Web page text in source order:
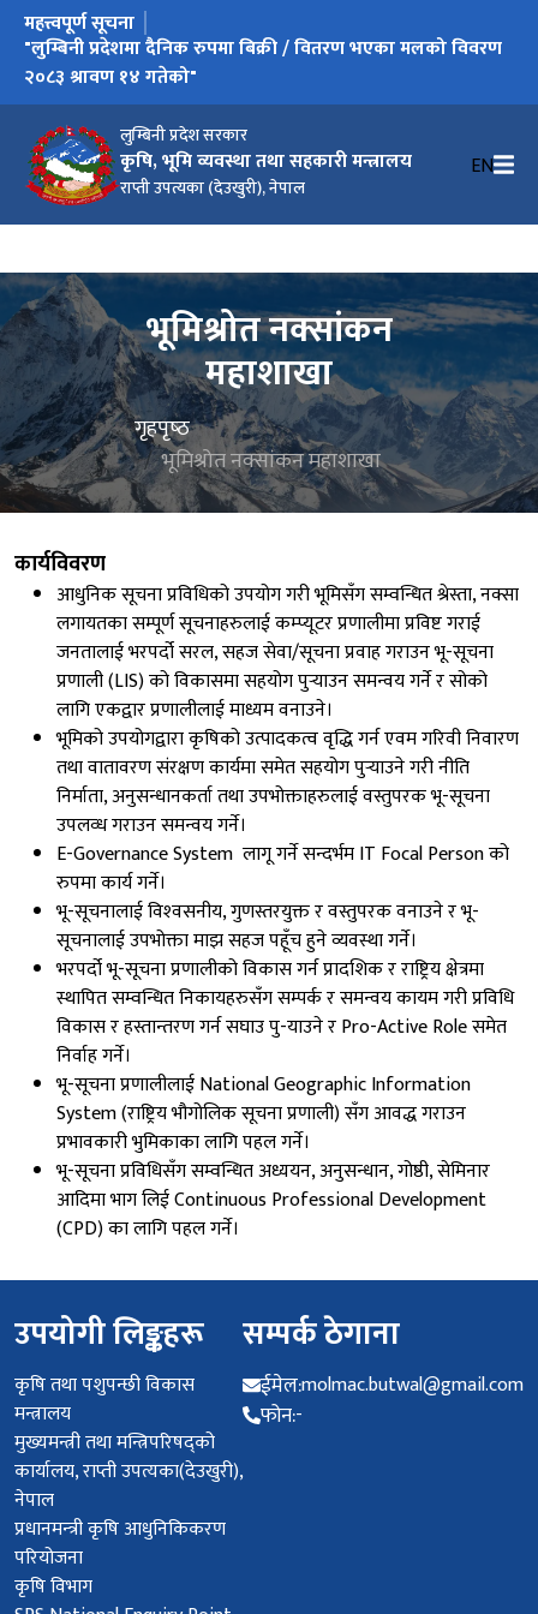
लुम्बिनी प्रदेश सरकार
कृषि, भूमि व्यवस्था तथा सहकारी मन्त्रालय
राप्ती उपत्यका (देउखुरी), नेपाल
EN
महत्त्वपूर्ण सूचना
"लुम्बिनी प्रदेशमा दैनिक रुपमा बिक्री / वितरण भएका मलको विवरण
२०८३ श्रावण १४ गतेको"
भूमिश्रोत नक्सांकन
महाशाखा
गृहपृष्‍ठ
भूमिश्रोत नक्सांकन महाशाखा
कार्यविवरण
आधुनिक सूचना प्रविधिको उपयोग गरी भूमिसँग सम्वन्धित श्रेस्ता, नक्सा
लगायतका सम्पूर्ण सूचनाहरुलाई कम्प्यूटर प्रणालीमा प्रविष्ट गराई
जनतालाई भरपर्दो सरल, सहज सेवा/सूचना प्रवाह गराउन भू-सूचना
प्रणाली (LIS) को विकासमा सहयोग पुर्‍याउन समन्वय गर्ने र सोको
लागि एकद्वार प्रणालीलाई माध्यम वनाउने।
भूमिको उपयोगद्वारा कृषिको उत्पादकत्व वृद्धि गर्न एवम गरिवी निवारण
तथा वातावरण संरक्षण कार्यमा समेत सहयोग पुर्‍याउने गरी नीति
निर्माता, अनुसन्धानकर्ता तथा उपभोक्ताहरुलाई वस्तुपरक भू-सूचना
उपलव्ध गराउन समन्वय गर्ने।
E-Governance System लागू गर्ने सन्दर्भम IT Focal Person को
रुपमा कार्य गर्ने।
भू-सूचनालाई विश्‍वसनीय, गुणस्तरयुक्त र वस्तुपरक वनाउने र भू-
सूचनालाई उपभोक्ता माझ सहज पहूँच हुने व्यवस्था गर्ने।
भरपर्दो भू-सूचना प्रणालीको विकास गर्न प्रादशिक र राष्ट्रिय क्षेत्रमा
स्थापित सम्वन्धित निकायहरुसँग सम्पर्क र समन्वय कायम गरी प्रविधि
विकास र हस्तान्तरण गर्न सघाउ पु-याउने र Pro-Active Role समेत
निर्वाह गर्ने।
भू-सूचना प्रणालीलाई National Geographic Information
System (राष्ट्रिय भौगोलिक सूचना प्रणाली) सँग आवद्ध गराउन
प्रभावकारी भुमिकाका लागि पहल गर्ने।
भू-सूचना प्रविधिसँग सम्वन्धित अध्ययन, अनुसन्धान, गोष्ठी, सेमिनार
आदिमा भाग लिई Continuous Professional Development
(CPD) का लागि पहल गर्ने।
उपयोगी लिङ्कहरू
कृषि तथा पशुपन्छी विकास
मन्त्रालय
मुख्यमन्त्री तथा मन्त्रिपरिषद्को
कार्यालय, राप्ती उपत्यका(देउखुरी),
नेपाल
प्रधानमन्‍त्री कृषि आधुनिकिकरण
परियोजना
कृषि विभाग
सम्पर्क ठेगाना
ईमेल:molmac.butwal@gmail.com
फोन:-